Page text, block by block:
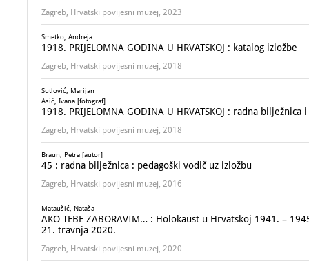
Zagreb, Hrvatski povijesni muzej, 2023
Smetko, Andreja
1918. PRIJELOMNA GODINA U HRVATSKOJ : katalog izložbe
Zagreb, Hrvatski povijesni muzej, 2018
Sutlović, Marijan
Asić, Ivana [fotograf]
1918. PRIJELOMNA GODINA U HRVATSKOJ : radna
Zagreb, Hrvatski povijesni muzej, 2018
Braun, Petra [autor]
45 : radna bilježnica : pedagoški vodič uz izložbu
Zagreb, Hrvatski povijesni muzej, 2016
Mataušić, Nataša
AKO TEBE ZABORAVIM… : Holokaust u Hrvatskoj 1941. –
21. travnja 2020.
Zagreb, Hrvatski povijesni muzej, 2020